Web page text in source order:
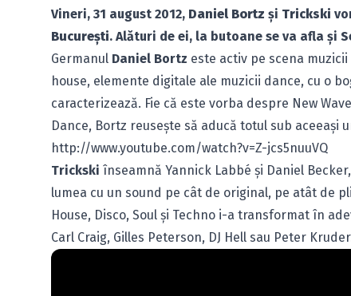
Vineri, 31 august 2012, Daniel Bortz şi Trickski
Bucureşti. Alături de ei, la butoane se va afla şi
Germanul Daniel Bortz este activ pe scena
house, elemente digitale ale muzicii dance, cu o
caracterizează. Fie că este vorba despre New
Dance, Bortz reuseşte să aducă totul sub
http://www.youtube.com/watch?v=Z-jcs5nuuVQ
Trickski înseamnă Yannick Labbé şi Daniel
lumea cu un sound pe cât de original, pe atât de
House, Disco, Soul şi Techno i-a transformat în
Carl Craig, Gilles Peterson, DJ Hell sau Peter